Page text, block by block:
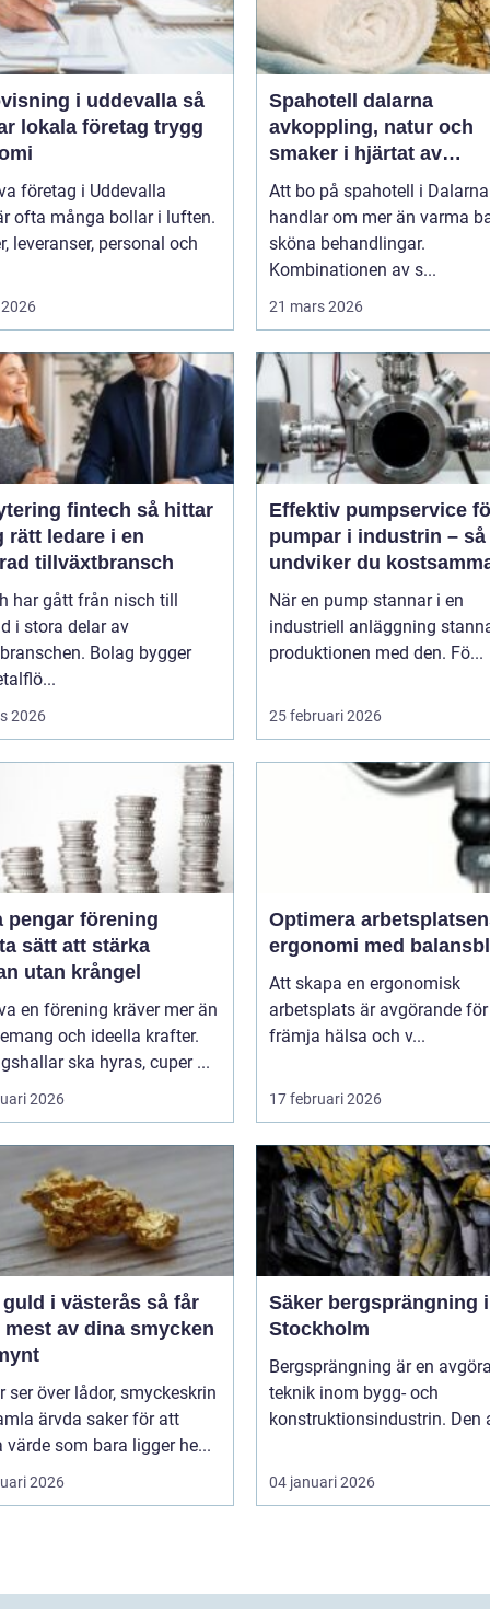
i uddevalla så
lokala företag trygg
företag i Uddevalla
ofta många bollar i luften.
leveranser, personal och
Spahotell dalarna
avkoppling, natur och
smaker i hjärtat av
landskapet
Att bo på spahotell i Dalarna
handlar om mer än varma
sköna behandlingar.
Kombinationen av s...
21 mars 2026
fintech så hittar
rätt ledare i en
tillväxtbransch
har gått från nisch till
i stora delar av
Bolag bygger
2026
Effektiv pumpservice
pumpar i industrin – så
undviker du
driftstopp
När en pump stannar i en
industriell anläggning
produktionen med den. Fö...
25 februari 2026
pengar förening
sätt att stärka
utan krångel
en förening kräver mer än
och ideella krafter.
ska hyras, cuper ...
2026
Optimera
ergonomi med
Att skapa en ergonomisk
arbetsplats är avgörande
främja hälsa och v...
17 februari 2026
i västerås så får
mest av dina smycken
ser över lådor, smyckeskrin
ärvda saker för att
värde som bara ligger he...
2026
Säker bergsprängning i
Stockholm
Bergsprängning är en
teknik inom bygg- och
konstruktionsindustrin. Den
04 januari 2026